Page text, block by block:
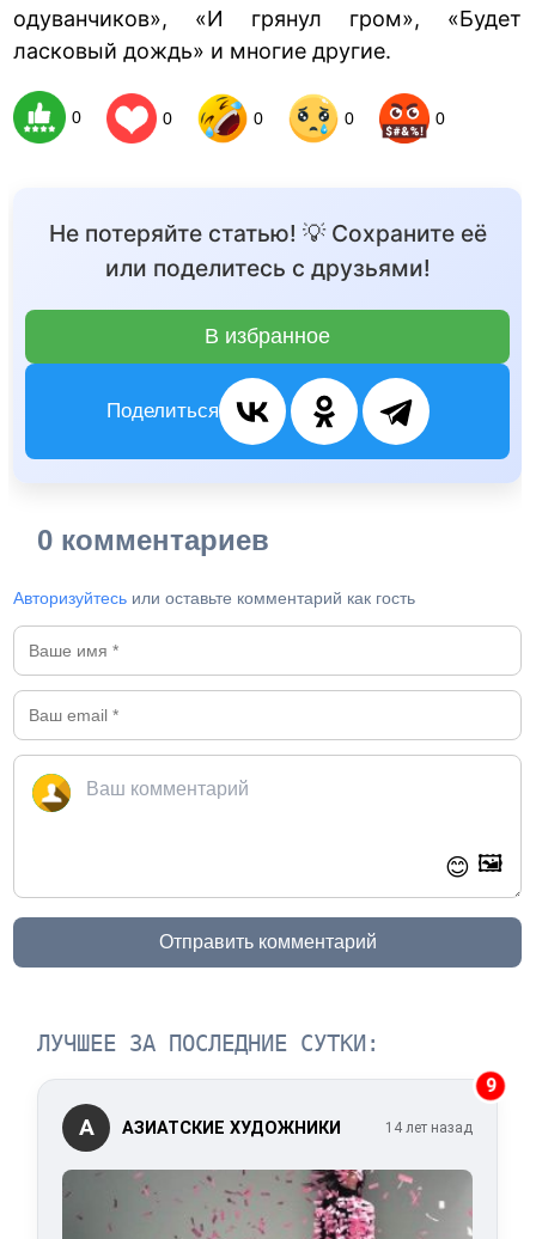
одуванчиков», «И грянул гром», «Будет
ласковый дождь» и многие другие.
0 0 0 0 0
Не потеряйте статью! 💡 Сохраните её
или поделитесь с друзьями!
В избранное
Поделиться
0 комментариев
Авторизуйтесь или оставьте комментарий как гость
😊 🖼️
Отправить комментарий
ЛУЧШЕЕ ЗА ПОСЛЕДНИЕ СУТКИ:
9
А АЗИАТСКИЕ ХУДОЖНИКИ 14 лет назад